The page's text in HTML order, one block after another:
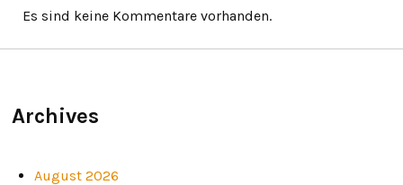
Es sind keine Kommentare vorhanden.
Archives
August 2026